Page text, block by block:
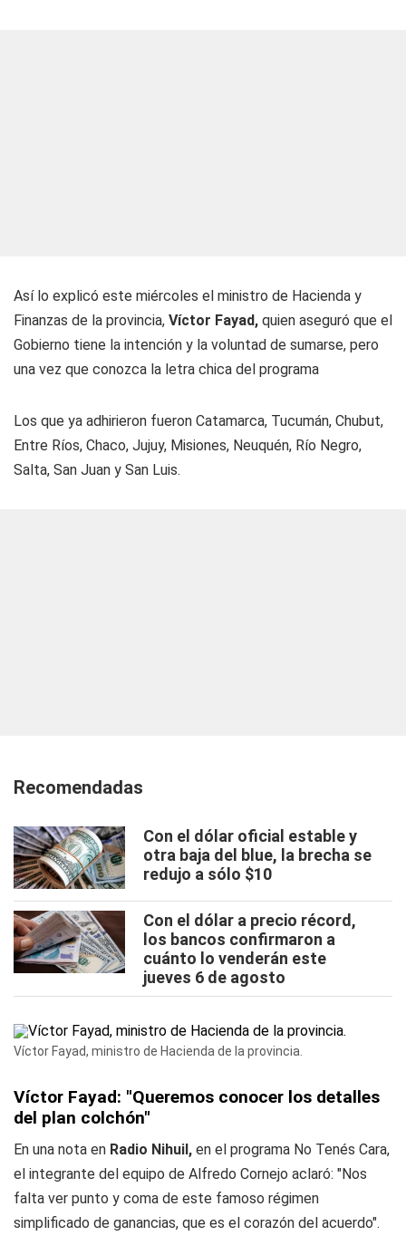
Así lo explicó este miércoles el ministro de Hacienda y
Finanzas de la provincia, Víctor Fayad, quien aseguró que el
Gobierno tiene la intención y la voluntad de sumarse, pero
una vez que conozca la letra chica del programa
Los que ya adhirieron fueron Catamarca, Tucumán, Chubut,
Entre Ríos, Chaco, Jujuy, Misiones, Neuquén, Río Negro,
Salta, San Juan y San Luis.
Recomendadas
Con el dólar oficial estable y
otra baja del blue, la brecha se
redujo a sólo $10
Con el dólar a precio récord,
los bancos confirmaron a
cuánto lo venderán este
jueves 6 de agosto
Víctor Fayad, ministro de Hacienda de la provincia.
Víctor Fayad: "Queremos conocer los detalles
del plan colchón"
En una nota en Radio Nihuil, en el programa No Tenés Cara,
el integrante del equipo de Alfredo Cornejo aclaró: "Nos
falta ver punto y coma de este famoso régimen
simplificado de ganancias, que es el corazón del acuerdo".